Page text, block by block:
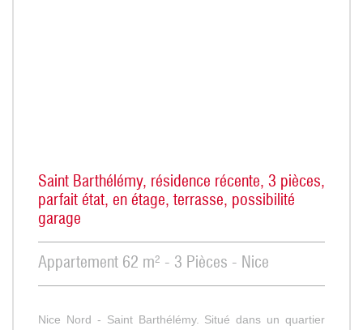
Saint Barthélémy, résidence récente, 3 pièces,
parfait état, en étage, terrasse, possibilité
garage
Appartement 62 m² - 3 Pièces - Nice
Nice Nord - Saint Barthélémy. Situé dans un quartier